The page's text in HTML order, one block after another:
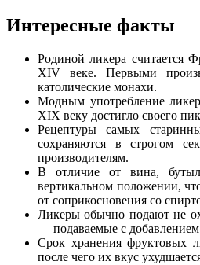
Интересные факты
Родиной ликера считается
ХIV веке. Первыми
католические монахи.
Модным употребление
ХІХ веку достигло своего
Рецептуры самых
сохраняются в строгом
производителям.
В отличие от вина,
вертикальном положении,
от соприкосновения со
Ликеры обычно подают не
— подаваемые с добавлением
Срок хранения фруктовых
после чего их вкус